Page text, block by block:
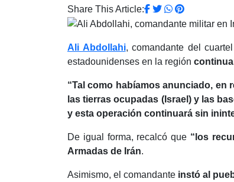
Share This Article:
Ali Abdollahi, comandante del
estadounidenses en la región
“Tal como habíamos anunciado, en
las tierras ocupadas (Israel) y las
y esta operación continuará sin
De igual forma, recalcó que “los
Armadas de Irán.
Asimismo, el comandante instó al